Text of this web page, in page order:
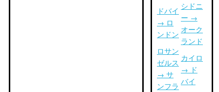
ドバイ
→ ロ
ンドン
ロサン
ゼルス
→ サ
ンフラ
シドニ
ー →
オーク
ランド
カイロ
→ ド
バイ